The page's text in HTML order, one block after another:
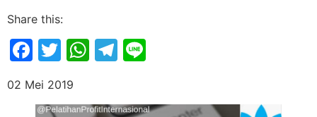
Share this:
Facebook
Twitter
WhatsApp
Telegram
02 Mei 2019